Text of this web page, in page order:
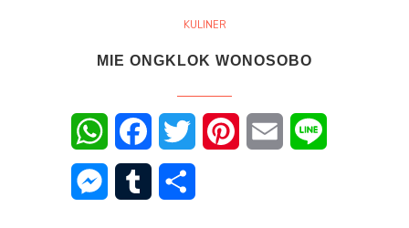
KULINER
MIE ONGKLOK WONOSOBO
WhatsAppFacebookTwitter PinterestEmail
Messenger
Tumblr